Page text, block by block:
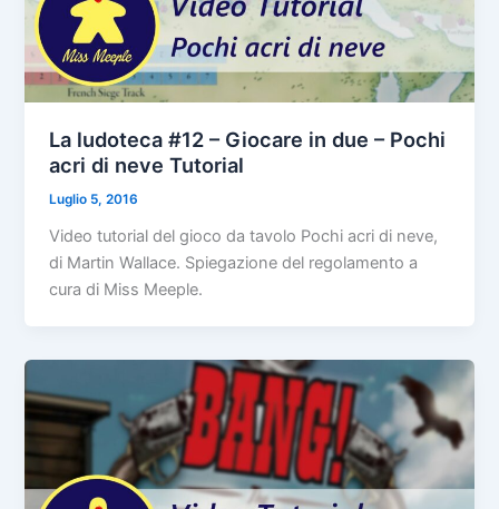
La ludoteca #12 – Giocare in due – Pochi
acri di neve Tutorial
Luglio 5, 2016
Video tutorial del gioco da tavolo Pochi acri di neve,
di Martin Wallace. Spiegazione del regolamento a
cura di Miss Meeple.